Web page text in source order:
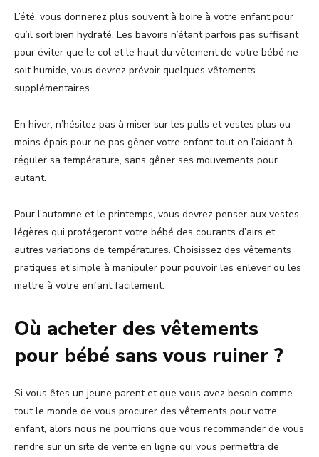
L’été, vous donnerez plus souvent à boire à votre enfant pour
qu’il soit bien hydraté. Les bavoirs n’étant parfois pas suffisant
pour éviter que le col et le haut du vêtement de votre bébé ne
soit humide, vous devrez prévoir quelques vêtements
supplémentaires.
En hiver, n’hésitez pas à miser sur les pulls et vestes plus ou
moins épais pour ne pas gêner votre enfant tout en l’aidant à
réguler sa température, sans gêner ses mouvements pour
autant.
Pour l’automne et le printemps, vous devrez penser aux vestes
légères qui protégeront votre bébé des courants d’airs et
autres variations de températures. Choisissez des vêtements
pratiques et simple à manipuler pour pouvoir les enlever ou les
mettre à votre enfant facilement.
Où acheter des vêtements
pour bébé sans vous ruiner ?
Si vous êtes un jeune parent et que vous avez besoin comme
tout le monde de vous procurer des vêtements pour votre
enfant, alors nous ne pourrions que vous recommander de vous
rendre sur un site de vente en ligne qui vous permettra de